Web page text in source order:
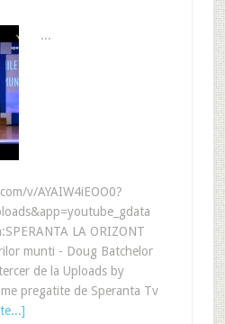
...
v/AYAIW4iEOO0?
LA ORIZONT
munti - Doug Batchelor
de la Uploads by
pregatite de Speranta Tv